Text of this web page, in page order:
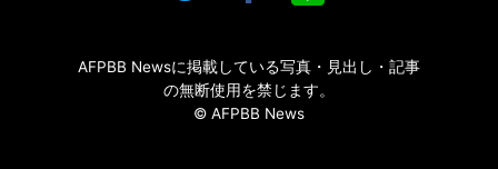
AFPBB Newsに掲載している写真・見出し・記事
の無断使用を禁じます。
© AFPBB News